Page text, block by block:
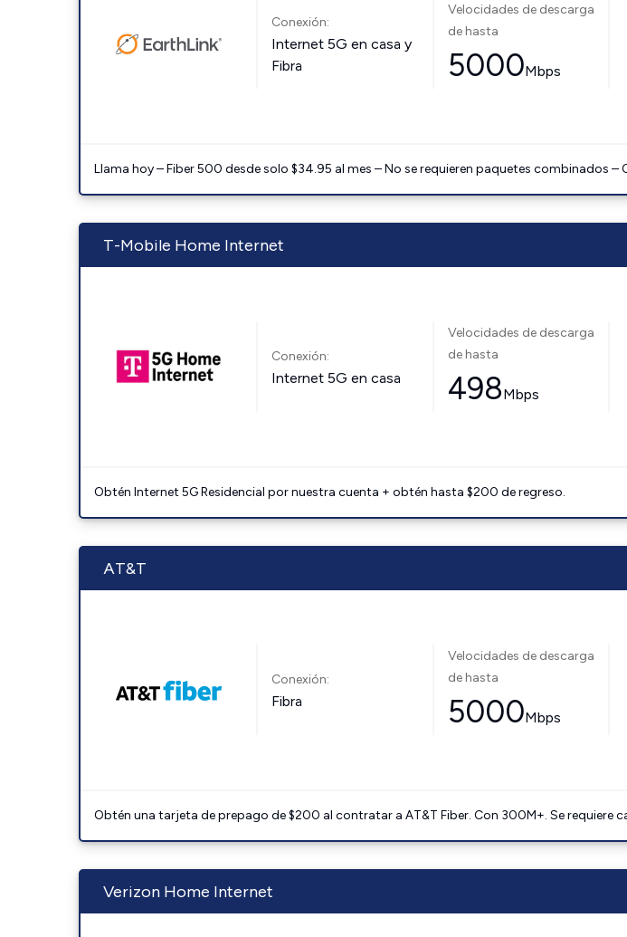
Conexión:
Internet 5G en casa y
Fibra
Velocidades de descarga
de hasta
5000Mbps
Llama hoy – Fiber 500 desde solo $34.95 al mes – No se requieren paquetes combinados
T-Mobile Home Internet
Conexión:
Internet 5G en casa
Velocidades de descarga
de hasta
498Mbps
Obtén Internet 5G Residencial por nuestra cuenta + obtén hasta $200 de regreso.
AT&T
Conexión:
Fibra
Velocidades de descarga
de hasta
5000Mbps
Obtén una tarjeta de prepago de $200 al contratar a AT&T Fiber. Con 300M+. Se requiere
Verizon Home Internet